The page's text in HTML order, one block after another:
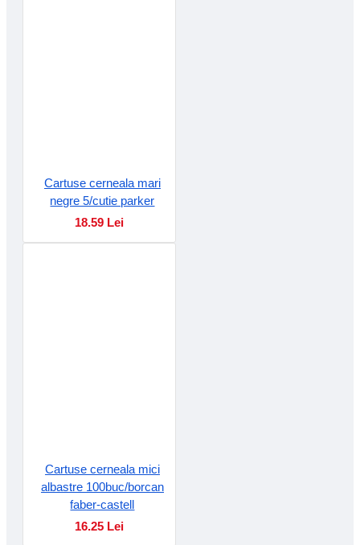
Cartuse cerneala mari
negre 5/cutie parker
18.59 Lei
Cartuse cerneala mici
albastre 100buc/borcan
faber-castell
16.25 Lei